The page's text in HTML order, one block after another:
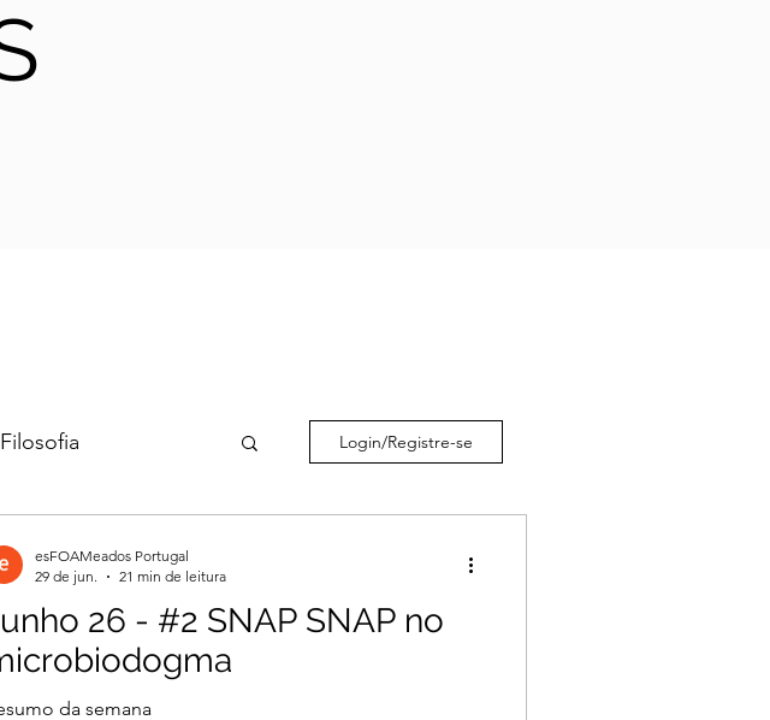
2026
Login/Registre-se
26 - #2 SNAP SNAP no
da semana
esFOAMeados Portugal
29 de jun.
21 min de leitura